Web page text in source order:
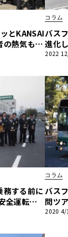
国産車
とKANSAI
の熱気もム
コラム
バス
進化
4】～
2022
務する前に
全運転研
コラム
バス
問ツ
2020